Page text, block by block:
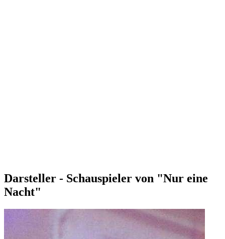
Darsteller - Schauspieler von "Nur eine
Nacht"